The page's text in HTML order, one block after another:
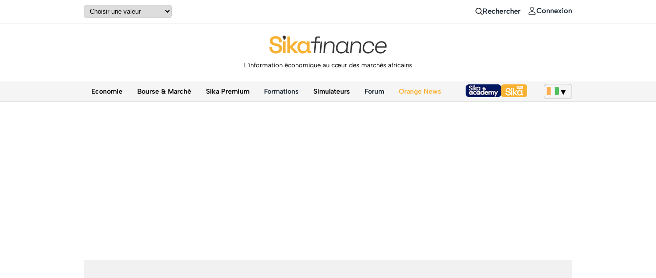
Rechercher Connexion
L’information économique au cœur des marchés africains
Economie Bourse & Marché Sika Premium Formations Simulateurs Forum Orange News